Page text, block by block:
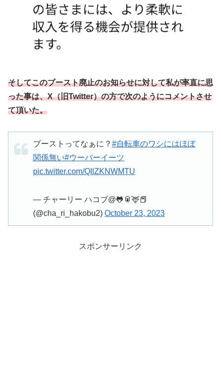
そしてこのブースト廃止のお知らせに対して私が率直に思
った事は、X（旧Twitter）の方で次のようにコメントさせ
て頂いた。
ブーストってなぁに？ #自転車のワシにはほぼ
関係無い#ウーバーイーツ
pic.twitter.com/QIlZKNWMTU
— チャーリー ハコブ@🐸🥫🦌📕
(@cha_ri_hakobu2) October 23, 2023
スポンサーリンク